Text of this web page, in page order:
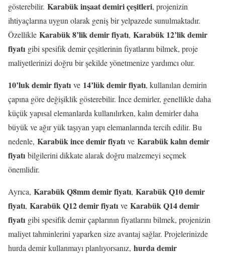
gösterebilir. Karabük inşaat demiri çeşitleri, projenizin
ihtiyaçlarına uygun olarak geniş bir yelpazede sunulmaktadır.
Özellikle Karabük 8’lik demir fiyatı, Karabük 12’lik demir
fiyatı gibi spesifik demir çeşitlerinin fiyatlarını bilmek, proje
maliyetlerinizi doğru bir şekilde yönetmenize yardımcı olur.
10’luk demir fiyatı ve 14’lük demir fiyatı, kullanılan demirin
çapına göre değişiklik gösterebilir. İnce demirler, genellikle daha
küçük yapısal elemanlarda kullanılırken, kalın demirler daha
büyük ve ağır yük taşıyan yapı elemanlarında tercih edilir. Bu
nedenle, Karabük ince demir fiyatı ve Karabük kalın demir
fiyatı bilgilerini dikkate alarak doğru malzemeyi seçmek
önemlidir.
Ayrıca, Karabük Q8mm demir fiyatı, Karabük Q10 demir
fiyatı, Karabük Q12 demir fiyatı ve Karabük Q14 demir
fiyatı gibi spesifik demir çaplarının fiyatlarını bilmek, projenizin
maliyet tahminlerini yaparken size avantaj sağlar. Projelerinizde
hurda demir kullanmayı planlıyorsanız, hurda demir